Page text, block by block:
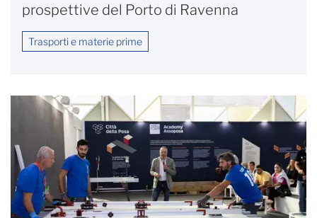
prospettive del Porto di Ravenna
Trasporti e materie prime